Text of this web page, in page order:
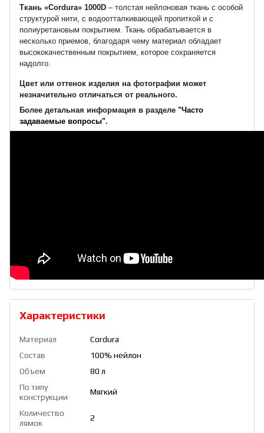
Ткань «Cordura» 1000D – толстая нейлоновая ткань с особой
структурой нити, с водоотталкивающей пропиткой и с
полиуретановым покрытием. Ткань обрабатывается в
несколько приемов, благодаря чему материал обладает
высококачественным покрытием, которое сохраняется
надолго.
Цвет или оттенок изделия на фотографии может
незначительно отличаться от реального.
Более детальная информация в разделе "Часто
задаваемые вопросы".
Характеристики
Материал
Cordura
Состав
100% нейлон
Объем
80 л
По типу
конструкции
Мягкий
Количество
лямок
2